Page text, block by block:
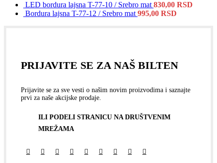
LED bordura lajsna T-77-10 / Srebro mat 830,00 RSD
Bordura lajsna T-77-12 / Srebro mat 995,00 RSD
PRIJAVITE SE ZA NAŠ BILTEN
Prijavite se za sve vesti o našim novim proizvodima i saznajte
prvi za naše akcijske prodaje.
ILI PODELI STRANICU NA DRUŠTVENIM
MREŽAMA